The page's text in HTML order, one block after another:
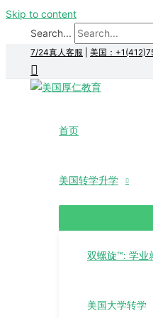
Skip to content
Search...
7/24真人客服 美国：
首页
美国转学升学
双螺旋™: 学业
美国大学转学